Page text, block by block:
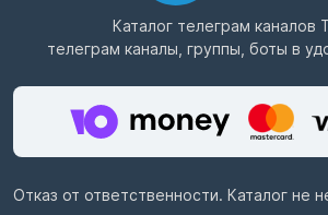
Каталог телеграм каналов
телеграм каналы, группы, боты в
Отказ от ответственности. Каталог не